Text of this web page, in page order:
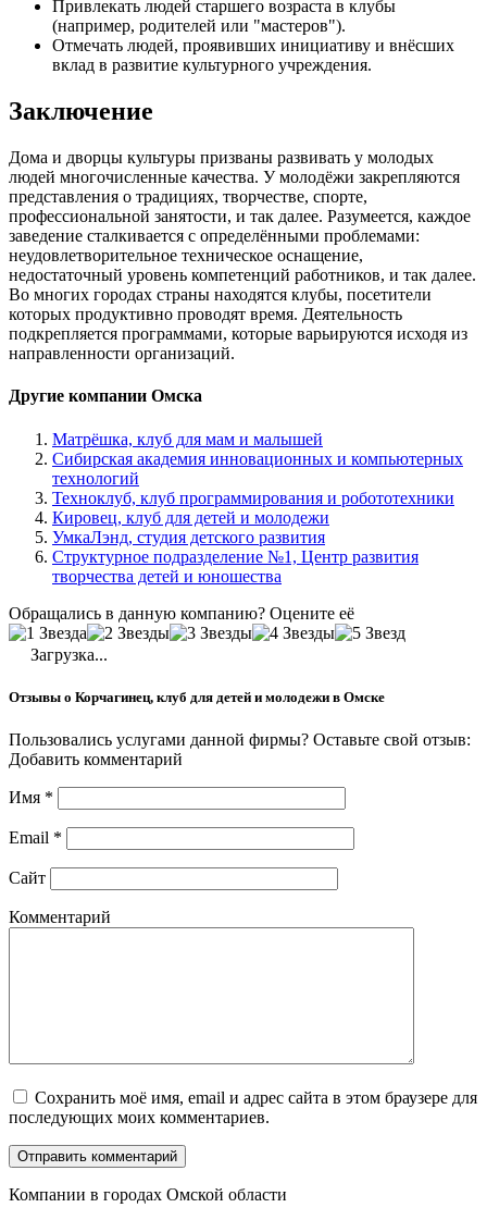
Привлекать людей старшего возраста в клубы
(например, родителей или "мастеров").
Отмечать людей, проявивших инициативу и внёсших
вклад в развитие культурного учреждения.
Заключение
Дома и дворцы культуры призваны развивать у молодых
людей многочисленные качества. У молодёжи закрепляются
представления о традициях, творчестве, спорте,
профессиональной занятости, и так далее. Разумеется, каждое
заведение сталкивается с определёнными проблемами:
неудовлетворительное техническое оснащение,
недостаточный уровень компетенций работников, и так далее.
Во многих городах страны находятся клубы, посетители
которых продуктивно проводят время. Деятельность
подкрепляется программами, которые варьируются исходя из
направленности организаций.
Другие компании Омска
Матрёшка, клуб для мам и малышей
Сибирская академия инновационных и компьютерных
технологий
Техноклуб, клуб программирования и робототехники
Кировец, клуб для детей и молодежи
УмкаЛэнд, студия детского развития
Структурное подразделение №1, Центр развития
творчества детей и юношества
Обращались в данную компанию? Оцените её
Загрузка...
Отзывы о Корчагинец, клуб для детей и молодежи в Омске
Пользовались услугами данной фирмы? Оставьте свой отзыв:
Добавить комментарий
Имя *
Email *
Сайт
Комментарий
Сохранить моё имя, email и адрес сайта в этом браузере для
последующих моих комментариев.
Компании в городах Омской области